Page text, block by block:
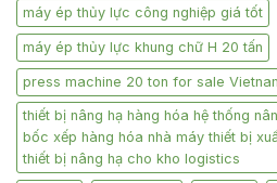
máy ép thủy lực công nghiệp giá tốt
máy ép thủy lực khung chữ H 20 tấn
press machine 20 ton for sale
thiết bị nâng hạ hàng hóa hệ thống
bốc xếp hàng hóa nhà máy thiết bị
thiết bị nâng hạ cho kho logistics